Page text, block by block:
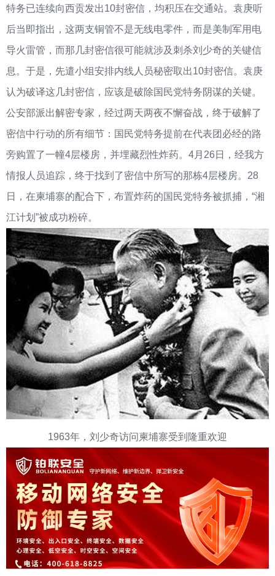
特务已连续向西贡发出10封密信，均积压在交通站。袁庚听
后当即指出，这两支铜管不是无线电零件，而是美制军用电
导火雷管，而那几封密信很可能就涉及刺杀刘少奇的关键信
息。于是，先遣小组安排内线人员秘密取出10封密信。袁庚
认为破译这几封密信，应该是破除国民党特务阴谋的关键。
公安部派出解密专家，经过两天两夜不懈奋战，终于破解了
密信中行动的所有细节：国民党特务提前在代表团必经的路
旁购置了一幢4层楼房，并埋藏烈性炸药。4月26日，经我方
情报人员追踪，终于找到了密信中所写的那栋4层楼房。28
日，在柬埔寨的配合下，布置炸药的国民党特务被抓捕，“湘
江计划”被成功粉碎。
1963年，刘少奇访问柬埔寨受到隆重欢迎